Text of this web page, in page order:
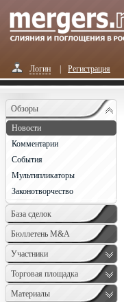
Логин Регистрация
Обзоры
Новости
Комментарии
События
Мультипликаторы
Законотворчество
База сделок
Бюллетень M&A
Monthly
Участники
Торговая площадка
Материалы